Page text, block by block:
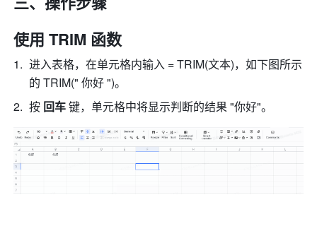
使用 TRIM 函数
进入表格，在单元格内输入 = TRIM(文本)，如下图所示
的 TRIM(" 你好 ")。
按 回车 键，单元格中将显示判断的结果 "你好"。